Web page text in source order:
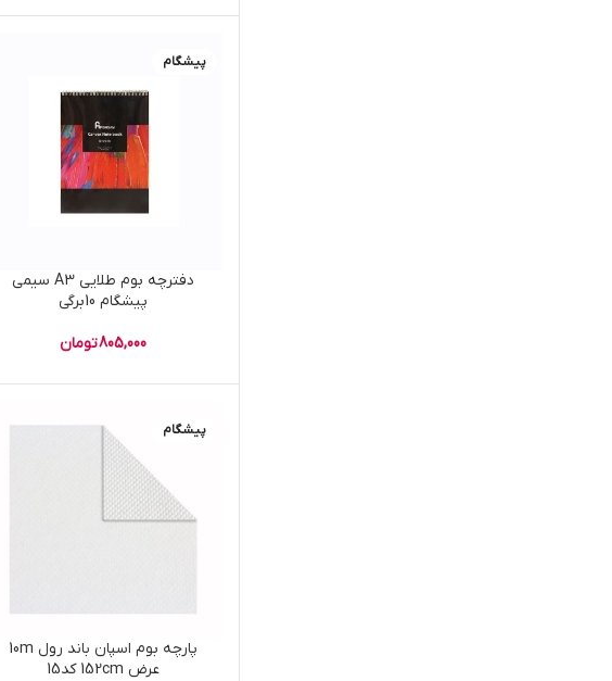
پیشگام
دفترچه بوم طلایی A3 سیمی
پیشگام 10برگی
805,000تومان
پیشگام
پارچه بوم اسپان باند رول 10m
عرض 152cm کد15